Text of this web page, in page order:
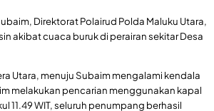
Direktorat Polairud Polda Maluku Utara,
akibat cuaca buruk di perairan sekitar Desa
Utara, menuju Subaim mengalami kendala
melakukan pencarian menggunakan kapal
11.49 WIT, seluruh penumpang berhasil